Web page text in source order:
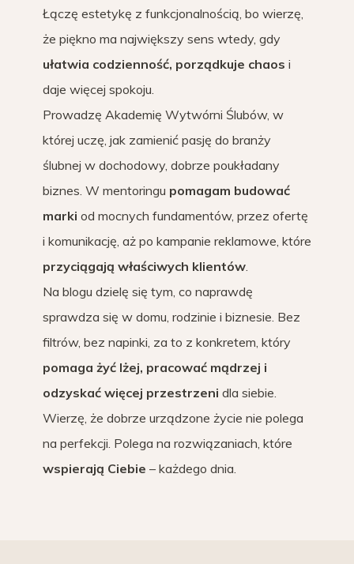
Łączę estetykę z funkcjonalnością, bo wierzę,
że piękno ma największy sens wtedy, gdy
ułatwia codzienność, porządkuje chaos i
daje więcej spokoju.
Prowadzę Akademię Wytwórni Ślubów, w
której uczę, jak zamienić pasję do branży
ślubnej w dochodowy, dobrze poukładany
biznes. W mentoringu pomagam budować
marki od mocnych fundamentów, przez ofertę
i komunikację, aż po kampanie reklamowe, które
przyciągają właściwych klientów.
Na blogu dzielę się tym, co naprawdę
sprawdza się w domu, rodzinie i biznesie. Bez
filtrów, bez napinki, za to z konkretem, który
pomaga żyć lżej, pracować mądrzej i
odzyskać więcej przestrzeni dla siebie.
Wierzę, że dobrze urządzone życie nie polega
na perfekcji. Polega na rozwiązaniach, które
wspierają Ciebie – każdego dnia.